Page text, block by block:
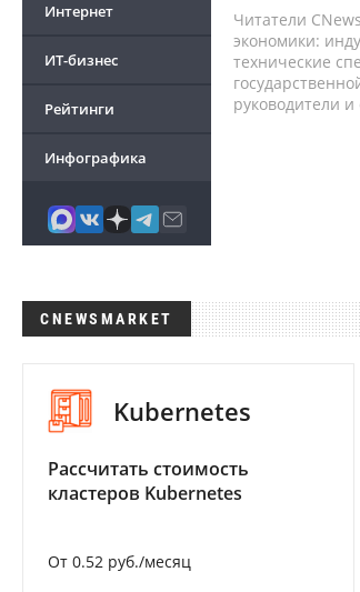
Интернет
ИТ-бизнес
Рейтинги
Инфографика
Читатели
экономики:
технические
руководители
CNEWSMARKET
Kubernetes
Рассчитать стоимость
кластеров Kubernetes
От 0.52 руб./месяц